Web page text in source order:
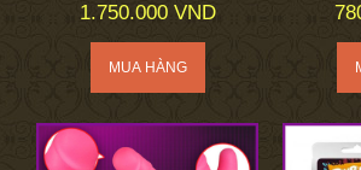
1.750.000 VND